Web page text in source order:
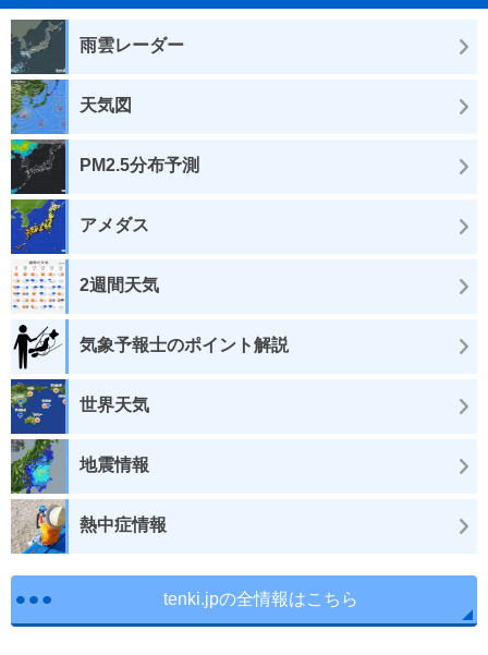
雨雲レーダー
天気図
PM2.5分布予測
アメダス
2週間天気
気象予報士のポイント解説
世界天気
地震情報
熱中症情報
tenki.jpの全情報はこちら